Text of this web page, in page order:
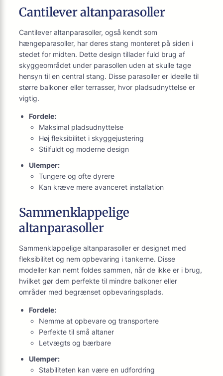
Cantilever altanparasoller
Cantilever altanparasoller, også kendt som
hængeparasoller, har deres stang monteret på siden i
stedet for midten. Dette design tillader fuld brug af
skyggeområdet under parasollen uden at skulle tage
hensyn til en central stang. Disse parasoller er ideelle til
større balkoner eller terrasser, hvor pladsudnyttelse er
vigtig.
Fordele:
Maksimal pladsudnyttelse
Høj fleksibilitet i skyggejustering
Stilfuldt og moderne design
Ulemper:
Tungere og ofte dyrere
Kan kræve mere avanceret installation
Sammenklappelige
altanparasoller
Sammenklappelige altanparasoller er designet med
fleksibilitet og nem opbevaring i tankerne. Disse
modeller kan nemt foldes sammen, når de ikke er i brug,
hvilket gør dem perfekte til mindre balkoner eller
områder med begrænset opbevaringsplads.
Fordele:
Nemme at opbevare og transportere
Perfekte til små altaner
Letvægts og bærbare
Ulemper:
Stabiliteten kan være en udfordring